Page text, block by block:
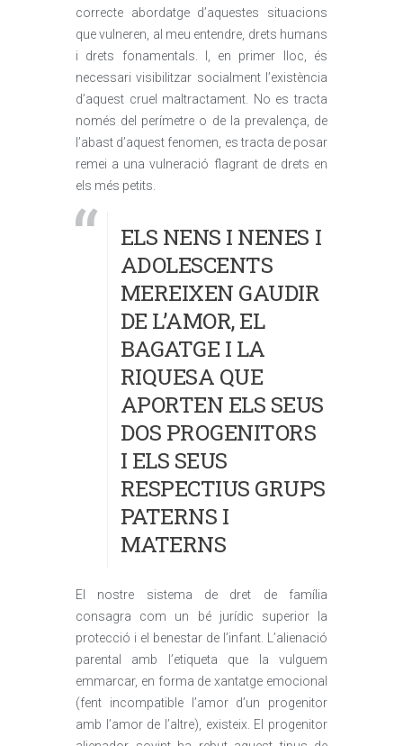
correcte abordatge d’aquestes situacions
que vulneren, al meu entendre, drets humans
i drets fonamentals. I, en primer lloc, és
necessari visibilitzar socialment l’existència
d’aquest cruel maltractament. No es tracta
només del perímetre o de la prevalença, de
l’abast d’aquest fenomen, es tracta de posar
remei a una vulneració flagrant de drets en
els més petits.
ELS NENS I NENES I
ADOLESCENTS
MEREIXEN GAUDIR
DE L’AMOR, EL
BAGATGE I LA
RIQUESA QUE
APORTEN ELS SEUS
DOS PROGENITORS
I ELS SEUS
RESPECTIUS GRUPS
PATERNS I
MATERNS
El nostre sistema de dret de família
consagra com un bé jurídic superior la
protecció i el benestar de l’infant. L’alienació
parental amb l’etiqueta que la vulguem
emmarcar, en forma de xantatge emocional
(fent incompatible l’amor d’un progenitor
amb l’amor de l’altre), existeix. El progenitor